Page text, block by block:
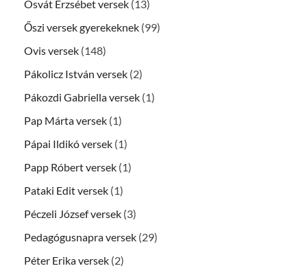
Osvát Erzsébet versek (13)
Őszi versek gyerekeknek (99)
Ovis versek (148)
Pákolicz István versek (2)
Pákozdi Gabriella versek (1)
Pap Márta versek (1)
Pápai Ildikó versek (1)
Papp Róbert versek (1)
Pataki Edit versek (1)
Péczeli József versek (3)
Pedagógusnapra versek (29)
Péter Erika versek (2)